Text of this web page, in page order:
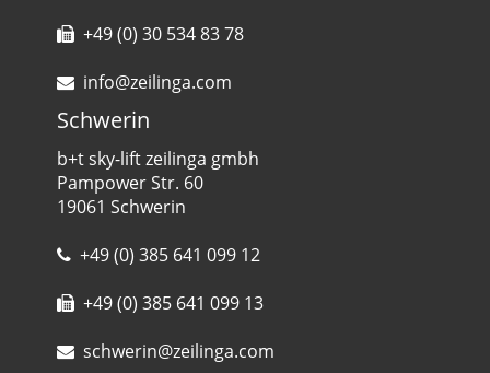
+49 (0) 30 534 83 78
info@zeilinga.com
Schwerin
b+t sky-lift zeilinga gmbh
Pampower Str. 60
19061 Schwerin
+49 (0) 385 641 099 12
+49 (0) 385 641 099 13
schwerin@zeilinga.com